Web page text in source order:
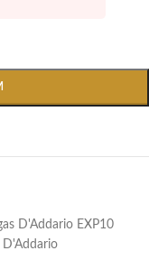
D'Addario EXP10
D'Addario